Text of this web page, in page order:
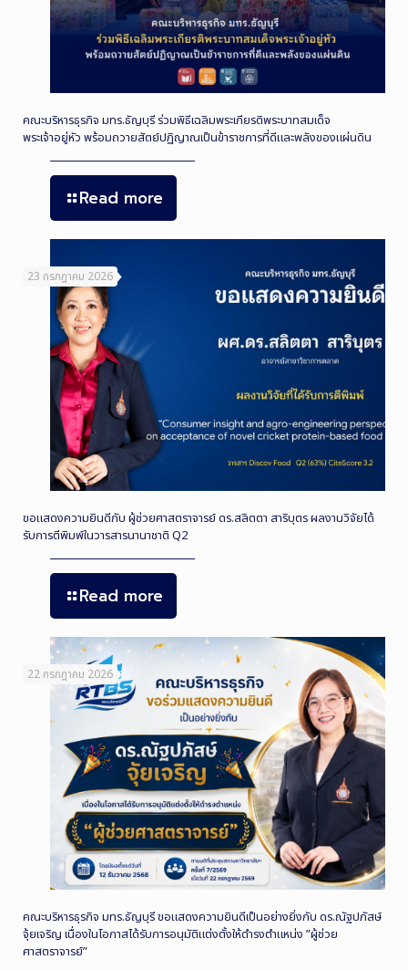
คณะบริหารธุรกิจ มทร.ธัญบุรี ร่วมพิธีเฉลิมพระเกียรติพระบาทสมเด็จ
พระเจ้าอยู่หัว พร้อมถวายสัตย์ปฏิญาณเป็นข้าราชการที่ดีและพลังของแผ่นดิน
Read more
23 กรกฎาคม 2026
ขอแสดงความยินดีกับ ผู้ช่วยศาสตราจารย์ ดร.สลิตตา สาริบุตร ผลงานวิจัยได้
รับการตีพิมพ์ในวารสารนานาชาติ Q2
Read more
22 กรกฎาคม 2026
คณะบริหารธุรกิจ มทร.ธัญบุรี ขอแสดงความยินดีเป็นอย่างยิ่งกับ ดร.ณัฐปภัสษ์
จุ้ยเจริญ เนื่องในโอกาสได้รับการอนุมัติแต่งตั้งให้ดำรงตำแหน่ง ”ผู้ช่วย
ศาสตราจารย์”